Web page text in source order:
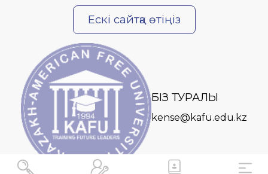
Ескі сайтқа өтіңіз
БІЗ ТУРАЛЫ
kense@kafu.edu.kz